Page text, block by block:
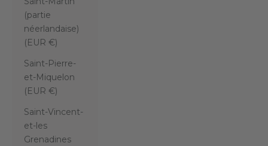
(partie
néerlandaise)
(EUR €)
Saint-Pierre-
et-Miquelon
(EUR €)
Saint-Vincent-
et-les
Grenadines